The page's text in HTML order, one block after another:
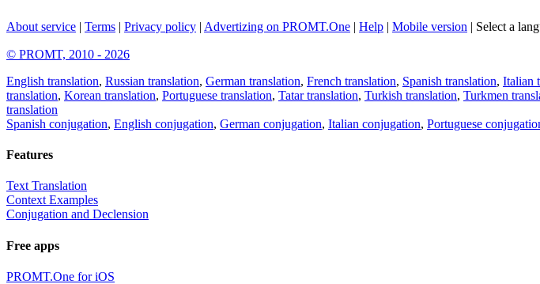
About service | Terms | Privacy policy | Advertizing on PROMT.One | Help | Mobile version | Select a
© PROMT, 2010 - 2026
English translation, Russian translation, German translation, French translation, Spanish translation, Italian
translation, Korean translation, Portuguese translation, Tatar translation, Turkish translation, Turkmen
translation
Spanish conjugation, English conjugation, German conjugation, Italian conjugation, Portuguese
Features
Text Translation
Context Examples
Conjugation and Declension
Free apps
PROMT.One for iOS